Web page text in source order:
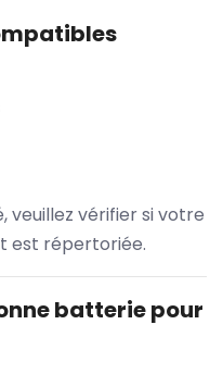
veuillez vérifier si votre
est répertoriée.
batterie pour